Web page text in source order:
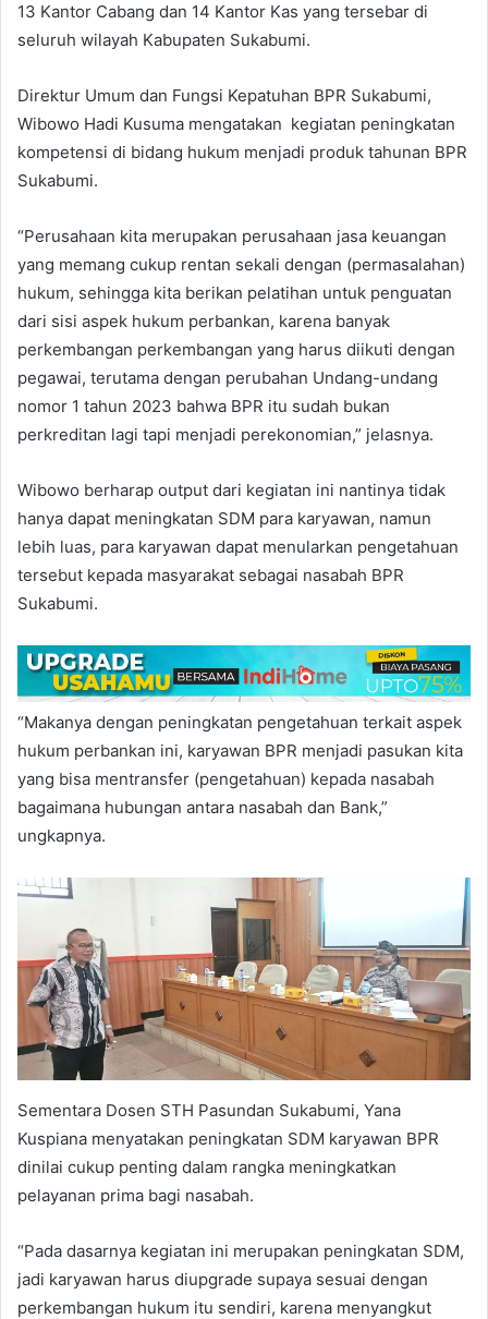
13 Kantor Cabang dan 14 Kantor Kas yang tersebar di
seluruh wilayah Kabupaten Sukabumi.
Direktur Umum dan Fungsi Kepatuhan BPR Sukabumi,
Wibowo Hadi Kusuma mengatakan kegiatan peningkatan
kompetensi di bidang hukum menjadi produk tahunan BPR
Sukabumi.
“Perusahaan kita merupakan perusahaan jasa keuangan
yang memang cukup rentan sekali dengan (permasalahan)
hukum, sehingga kita berikan pelatihan untuk penguatan
dari sisi aspek hukum perbankan, karena banyak
perkembangan perkembangan yang harus diikuti dengan
pegawai, terutama dengan perubahan Undang-undang
nomor 1 tahun 2023 bahwa BPR itu sudah bukan
perkreditan lagi tapi menjadi perekonomian,” jelasnya.
Wibowo berharap output dari kegiatan ini nantinya tidak
hanya dapat meningkatan SDM para karyawan, namun
lebih luas, para karyawan dapat menularkan pengetahuan
tersebut kepada masyarakat sebagai nasabah BPR
Sukabumi.
“Makanya dengan peningkatan pengetahuan terkait aspek
hukum perbankan ini, karyawan BPR menjadi pasukan kita
yang bisa mentransfer (pengetahuan) kepada nasabah
bagaimana hubungan antara nasabah dan Bank,”
ungkapnya.
Sementara Dosen STH Pasundan Sukabumi, Yana
Kuspiana menyatakan peningkatan SDM karyawan BPR
dinilai cukup penting dalam rangka meningkatkan
pelayanan prima bagi nasabah.
“Pada dasarnya kegiatan ini merupakan peningkatan SDM,
jadi karyawan harus diupgrade supaya sesuai dengan
perkembangan hukum itu sendiri, karena menyangkut